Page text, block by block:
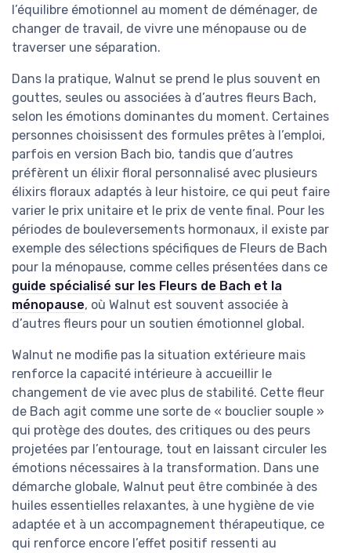
l’équilibre émotionnel au moment de déménager, de
changer de travail, de vivre une ménopause ou de
traverser une séparation.
Dans la pratique, Walnut se prend le plus souvent en
gouttes, seules ou associées à d’autres fleurs Bach,
selon les émotions dominantes du moment. Certaines
personnes choisissent des formules prêtes à l’emploi,
parfois en version Bach bio, tandis que d’autres
préfèrent un élixir floral personnalisé avec plusieurs
élixirs floraux adaptés à leur histoire, ce qui peut faire
varier le prix unitaire et le prix de vente final. Pour les
périodes de bouleversements hormonaux, il existe par
exemple des sélections spécifiques de Fleurs de Bach
pour la ménopause, comme celles présentées dans ce
guide spécialisé sur les Fleurs de Bach et la
ménopause, où Walnut est souvent associée à
d’autres fleurs pour un soutien émotionnel global.
Walnut ne modifie pas la situation extérieure mais
renforce la capacité intérieure à accueillir le
changement de vie avec plus de stabilité. Cette fleur
de Bach agit comme une sorte de « bouclier souple »
qui protège des doutes, des critiques ou des peurs
projetées par l’entourage, tout en laissant circuler les
émotions nécessaires à la transformation. Dans une
démarche globale, Walnut peut être combinée à des
huiles essentielles relaxantes, à une hygiène de vie
adaptée et à un accompagnement thérapeutique, ce
qui renforce encore l’effet positif ressenti au